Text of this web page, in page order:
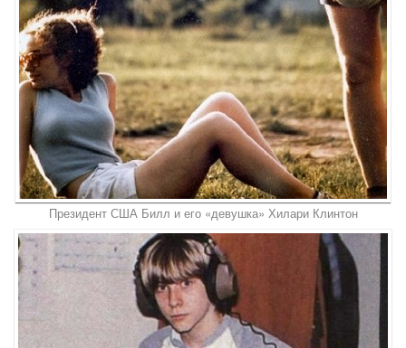
Президент США Билл и его «девушка» Хилари Клинтон